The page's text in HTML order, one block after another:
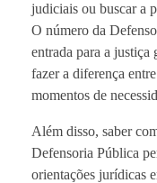
judiciais ou buscar a
O número da
entrada para a justiça
fazer a diferença
momentos de
Além disso, saber
Defensoria Pública
orientações jurídicas